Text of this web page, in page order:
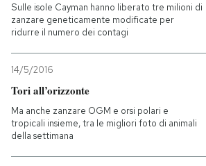
Sulle isole Cayman hanno liberato tre milioni di
zanzare geneticamente modificate per
ridurre il numero dei contagi
14/5/2016
Tori all’orizzonte
Ma anche zanzare OGM e orsi polari e
tropicali insieme, tra le migliori foto di animali
della settimana